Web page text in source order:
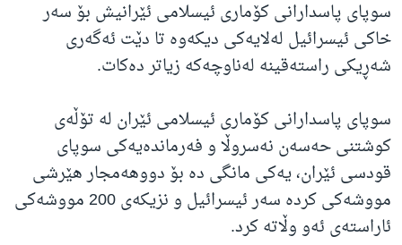
سوپای پاسدارانی کۆماری ئیسلامی ئێرانیش بۆ سەر
خاکی ئیسرائیل لەلایەکی دیکەوە تا دێت ئەگەری
شەڕیکی راستەقینە لەناوچەکە زیاتر دەکات.
سوپای پاسدارانی کۆماری ئیسلامی ئێران لە تۆڵەی
کوشتنی حەسەن نەسروڵا و فەرماندەیەکی سوپای
قودسی ئێران، یەکی مانگی دە بۆ دووهەمجار هێرشی
مووشەکی کردە سەر ئیسرائیل و نزیکەی 200 مووشەکی
ئاراستەی ئەو وڵاتە کرد.